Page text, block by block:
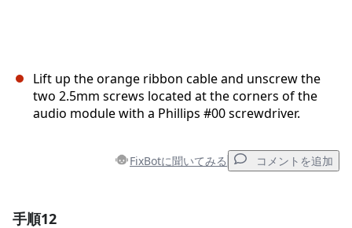
Lift up the orange ribbon cable and unscrew the
two 2.5mm screws located at the corners of the
audio module with a Phillips #00 screwdriver.
FixBotに聞いてみる コメントを追加
手順12